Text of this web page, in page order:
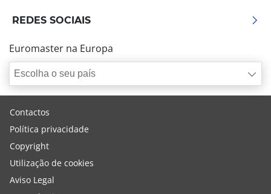
REDES SOCIAIS
Euromaster na Europa
Escolha o seu país
Contactos
Política privacidade
Copyright
Utilização de cookies
Aviso Legal